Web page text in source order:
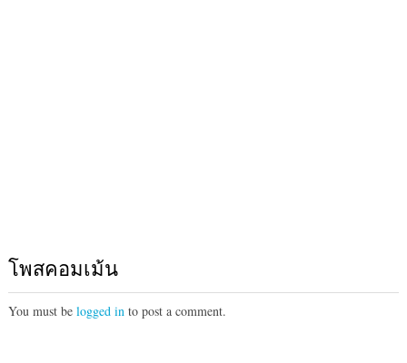
โพสคอมเม้น
You must be logged into post a comment.